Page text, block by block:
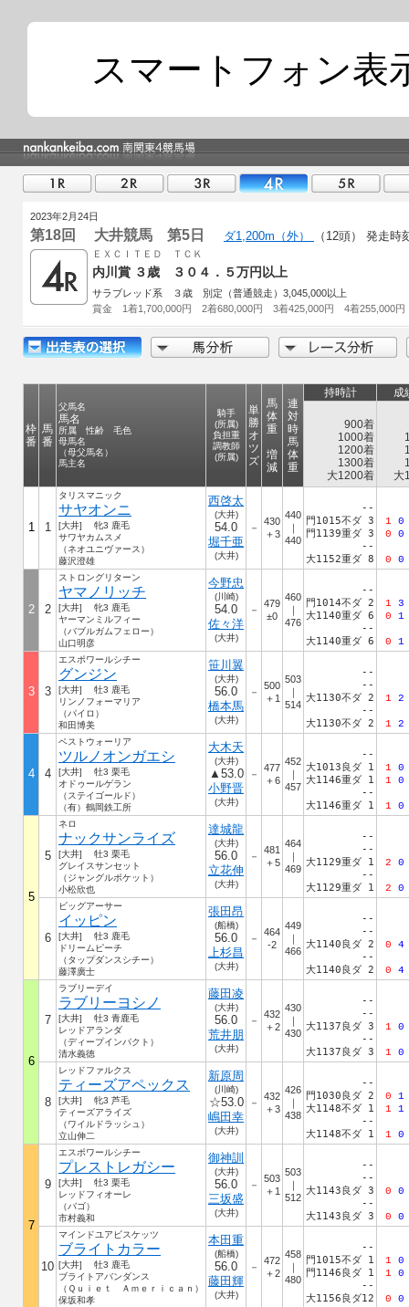
スマートフォン表
2023年2月24日
第18回 大井競馬 第5日 ダ1,200m（外） （12頭） 発走時
ＥＸＣＩＴＥＤ ＴＣＫ
内川賞 ３歳 ３０４．５万円以上
サラブレッド系 ３歳 別定（普通競走）3,045,000以上
賞金 1着1,700,000円 2着680,000円 3着425,000円 4着255,000円
枠
番
馬
番
父馬名
馬名
所属 性齢 毛色
母馬名
（母父馬名）
馬主名
騎手
(所属)
負担重
調教師
(所属)
単
勝
オ
ツ
ズ
馬
体
重
増
減
連
対
時
馬
体
重
持時計 成
900着
1000着
1200着
1300着
大1200着
大
1 1
タリスマニック
サヤオンニ
[大井] 牝3 鹿毛
サワヤカムスメ
（ネオユニヴァース）
藤沢澄雄
西啓太
(大井)
54.0
堀千亜
(大井)
－
430
＋3
440
｜
440
--
門1015不ダ 3
門1139重ダ 3
--
大1152重ダ 8
1 0
0 0
0 0
2 2
ストロングリターン
ヤマノリッチ
[大井] 牝3 鹿毛
ヤーマンミルフィー
（バブルガムフェロー）
山口明彦
今野忠
(川崎)
54.0
佐々洋
(大井)
－
479
±0
460
｜
476
--
門1014不ダ 2
大1140重ダ 6
--
大1140重ダ 6
1 3
0 1
0 1
3 3
エスポワールシチー
グンジン
[大井] 牡3 鹿毛
リンノフォーマリア
（パイロ）
和田博美
笹川翼
(大井)
56.0
橋本馬
(大井)
－
500
＋1
503
｜
514
--
--
大1130不ダ 2
--
大1130不ダ 2
1 2
1 2
4 4
ベストウォーリア
ツルノオンガエシ
[大井] 牡3 栗毛
オドゥールゲラン
（ステイゴールド）
（有）鶴岡鉄工所
大木天
(大井)
▲53.0
小野晋
(大井)
－
477
＋6
452
｜
457
--
大1013良ダ 1
大1146重ダ 1
--
大1146重ダ 1
1 0
1 0
1 0
5
5
ネロ
ナックサンライズ
[大井] 牡3 栗毛
グレイスサンセット
（ジャングルポケット）
小松欣也
達城龍
(大井)
56.0
立花伸
(大井)
－
481
＋5
464
｜
469
--
--
大1129重ダ 1
--
大1129重ダ 1
2 0
2 0
6
ビッグアーサー
イッピン
[大井] 牡3 鹿毛
ドリームピーチ
（タップダンスシチー）
藤澤廣士
張田昂
(船橋)
56.0
上杉昌
(大井)
－
464
-2
449
｜
466
--
--
大1140良ダ 2
--
大1140良ダ 2
0 4
0 4
6
7
ラブリーデイ
ラブリーヨシノ
[大井] 牡3 青鹿毛
レッドアランダ
（ディープインパクト）
清水義徳
藤田凌
(大井)
56.0
荒井朋
(大井)
－
432
＋2
430
｜
430
--
--
大1137良ダ 3
--
大1137良ダ 3
1 0
1 0
8
レッドファルクス
ティーズアペックス
[大井] 牝3 芦毛
ティーズアライズ
（ワイルドラッシュ）
立山伸二
新原周
(川崎)
☆53.0
嶋田幸
(大井)
－
432
＋3
426
｜
438
--
門1030良ダ 2
大1148不ダ 1
--
大1148不ダ 1
0 1
1 1
1 0
7
9
エスポワールシチー
プレストレガシー
[大井] 牡3 栗毛
レッドフィオーレ
（バゴ）
市村義和
御神訓
(大井)
56.0
三坂盛
(大井)
－
503
＋1
503
｜
512
--
--
大1143良ダ 3
--
大1143良ダ 3
0 0
0 0
10
マインドユアビスケッツ
ブライトカラー
[大井] 牡3 鹿毛
ブライトアバンダンス
（Ｑｕｉｅｔ Ａｍｅｒｉｃａｎ）
保坂和孝
本田重
(船橋)
56.0
藤田輝
(大井)
－
472
＋2
458
｜
480
--
門1015不ダ 1
門1146良ダ 1
--
大1156良ダ12
1 0
1 0
0 0